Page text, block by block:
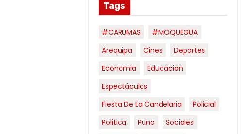
Tags
#CARUMAS
#MOQUEGUA
Arequipa
Cines
Deportes
Economia
Educacion
Espectáculos
Fiesta De La Candelaria
Policial
Politica
Puno Sociales